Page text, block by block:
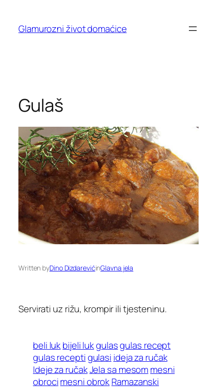
content
Glamurozni život domaćice
Gulaš
Written byDino DizdarevićinGlavna jela
Servirati uz rižu, krompir ili tjesteninu.
beli lukbijeli lukgulasgulas recept
gulas receptigulasi ideja za ručak
Ideje za ručakJela sa mesommesni
obrocimesni obrokRamazanski